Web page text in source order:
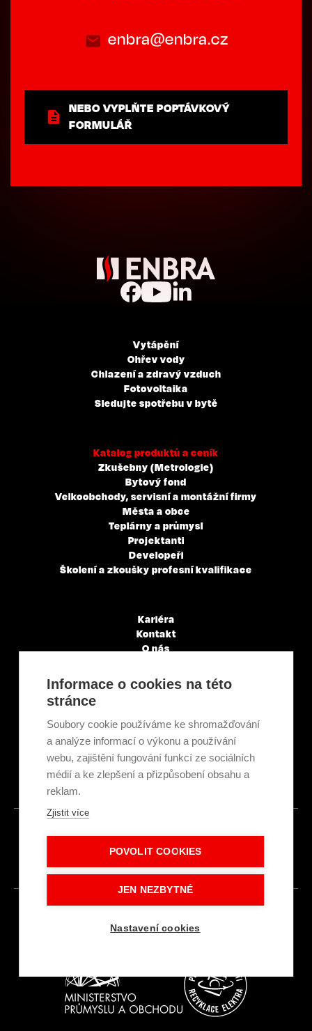
enbra@enbra.cz
NEBO VYPLŇTE POPTÁVKOVÝ
FORMULÁŘ
Vytápění
Ohřev vody
Chlazení a zdravý vzduch
Fotovoltaika
Sledujte spotřebu v bytě
Katalog produktů a ceník
Zkušebny (Metrologie)
Bytový fond
Velkoobchody, servisní a montážní firmy
Města a obce
Teplárny a průmysl
Projektanti
Developeři
Školení a zkoušky profesní kvalifikace
Kariéra
Kontakt
O nás
Články a novinky
GDPR & Cookies
Ekologická recyklace
Projekty EU
Intranet - Přihlášení
Přihlášení
© 2026
Informace o cookies na této
stránce
Soubory cookie používáme ke shromažďování
a analýze informací o výkonu a používání
webu, zajištění fungování funkcí ze sociálních
médií a ke zlepšení a přizpůsobení obsahu a
reklam.
Zjistit více
POVOLIT COOKIES
JEN NEZBYTNÉ
Nastavení cookies